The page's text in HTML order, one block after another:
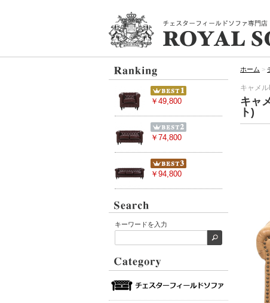
￥49,800
￥74,800
￥94,800
キーワードを入力
ホーム >
キャメ
キャ
ト)